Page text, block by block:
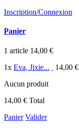
Inscription/Connexion
Panier
1 article 14,00 €
1x Eva, Jixie...
14,00 €
Aucun produit
14,00 € Total
Panier Valider